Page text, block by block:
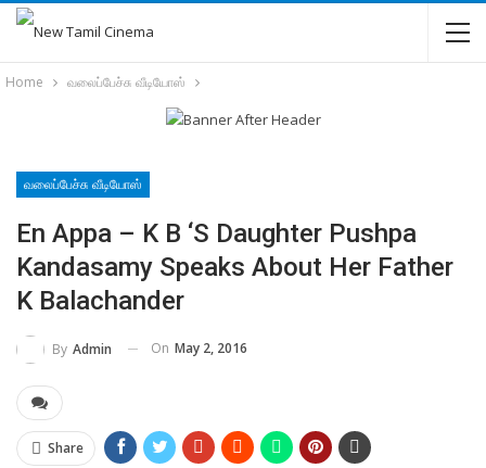
Home வலைப்பேச்சு வீடியோஸ்
வலைப்பேச்சு வீடியோஸ்
En Appa – K B ‘s Daughter Pushpa
Kandasamy Speaks About Her Father
K Balachander
By Admin On May 2, 2016
Share